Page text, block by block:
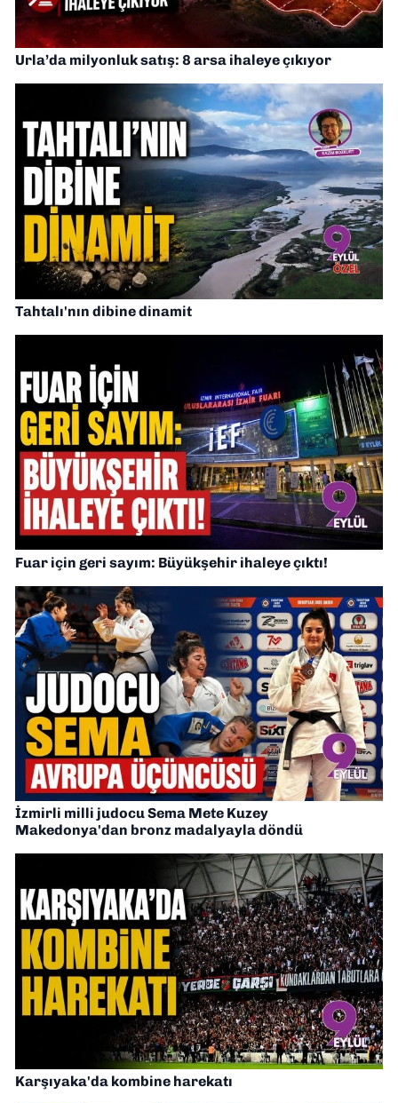
Urla’da milyonluk satış: 8 arsa ihaleye çıkıyor
Tahtalı'nın dibine dinamit
Fuar için geri sayım: Büyükşehir ihaleye çıktı!
İzmirli milli judocu Sema Mete Kuzey
Makedonya'dan bronz madalyayla döndü
Karşıyaka'da kombine harekatı